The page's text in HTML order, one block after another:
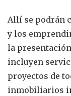
Allí se podrán
y los
la
incluyen
proyectos de
inmobiliarios